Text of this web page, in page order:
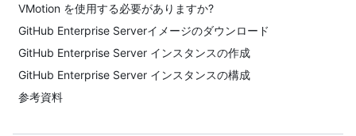
VMotion を使用する必要がありますか?
GitHub Enterprise Serverイメージのダウンロード
GitHub Enterprise Server インスタンスの作成
GitHub Enterprise Server インスタンスの構成
参考資料